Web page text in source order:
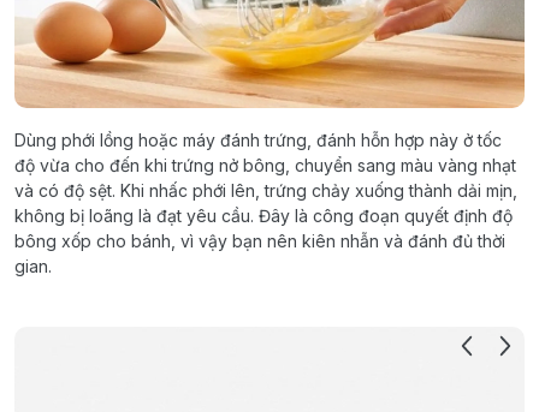
Dùng phới lồng hoặc máy đánh trứng, đánh hỗn hợp này ở tốc
độ vừa cho đến khi trứng nở bông, chuyển sang màu vàng nhạt
và có độ sệt. Khi nhấc phới lên, trứng chảy xuống thành dải mịn,
không bị loãng là đạt yêu cầu. Đây là công đoạn quyết định độ
bông xốp cho bánh, vì vậy bạn nên kiên nhẫn và đánh đủ thời
gian.